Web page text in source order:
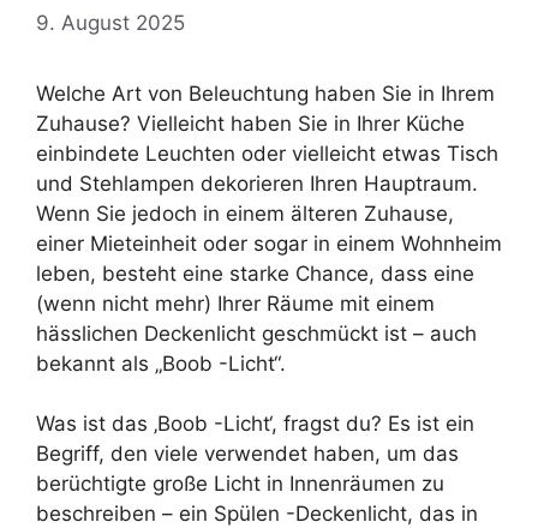
9. August 2025
Welche Art von Beleuchtung haben Sie in Ihrem
Zuhause? Vielleicht haben Sie in Ihrer Küche
einbindete Leuchten oder vielleicht etwas Tisch
und Stehlampen dekorieren Ihren Hauptraum.
Wenn Sie jedoch in einem älteren Zuhause,
einer Mieteinheit oder sogar in einem Wohnheim
leben, besteht eine starke Chance, dass eine
(wenn nicht mehr) Ihrer Räume mit einem
hässlichen Deckenlicht geschmückt ist – auch
bekannt als „Boob -Licht“.
Was ist das ‚Boob -Licht‘, fragst du? Es ist ein
Begriff, den viele verwendet haben, um das
berüchtigte große Licht in Innenräumen zu
beschreiben – ein Spülen -Deckenlicht, das in